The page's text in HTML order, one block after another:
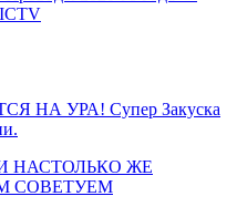
УРА! Супер Закуска
НАСТОЛЬКО ЖЕ
СОВЕТУЕМ